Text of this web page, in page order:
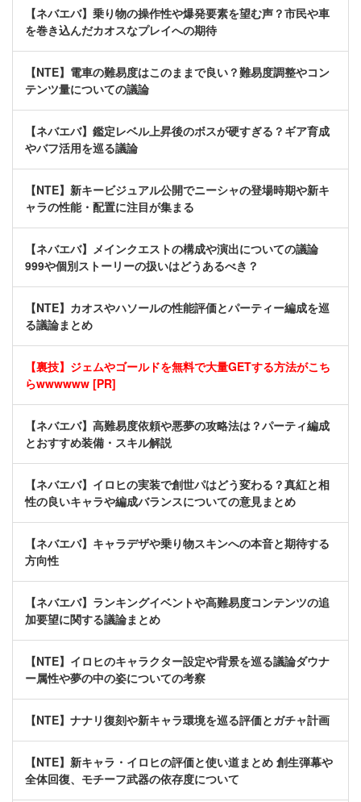
【ネバエバ】乗り物の操作性や爆発要素を望む声？市民や車
を巻き込んだカオスなプレイへの期待
【NTE】電車の難易度はこのままで良い？難易度調整やコン
テンツ量についての議論
【ネバエバ】鑑定レベル上昇後のボスが硬すぎる？ギア育成
やバフ活用を巡る議論
【NTE】新キービジュアル公開でニーシャの登場時期や新キ
ャラの性能・配置に注目が集まる
【ネバエバ】メインクエストの構成や演出についての議論
999や個別ストーリーの扱いはどうあるべき？
【NTE】カオスやハソールの性能評価とパーティー編成を巡
る議論まとめ
【裏技】ジェムやゴールドを無料で大量GETする方法がこち
らwwwwww [PR]
【ネバエバ】高難易度依頼や悪夢の攻略法は？パーティ編成
とおすすめ装備・スキル解説
【ネバエバ】イロヒの実装で創世パはどう変わる？真紅と相
性の良いキャラや編成バランスについての意見まとめ
【ネバエバ】キャラデザや乗り物スキンへの本音と期待する
方向性
【ネバエバ】ランキングイベントや高難易度コンテンツの追
加要望に関する議論まとめ
【NTE】イロヒのキャラクター設定や背景を巡る議論ダウナ
ー属性や夢の中の姿についての考察
【NTE】ナナリ復刻や新キャラ環境を巡る評価とガチャ計画
【NTE】新キャラ・イロヒの評価と使い道まとめ 創生弾幕や
全体回復、モチーフ武器の依存度について